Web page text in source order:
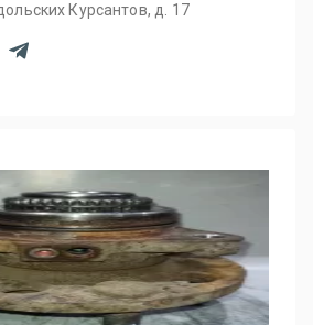
Курсантов, д. 17